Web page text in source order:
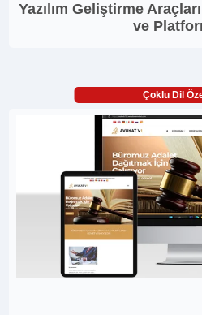
Yazılım Geliştirme
ve
Çoklu Dil